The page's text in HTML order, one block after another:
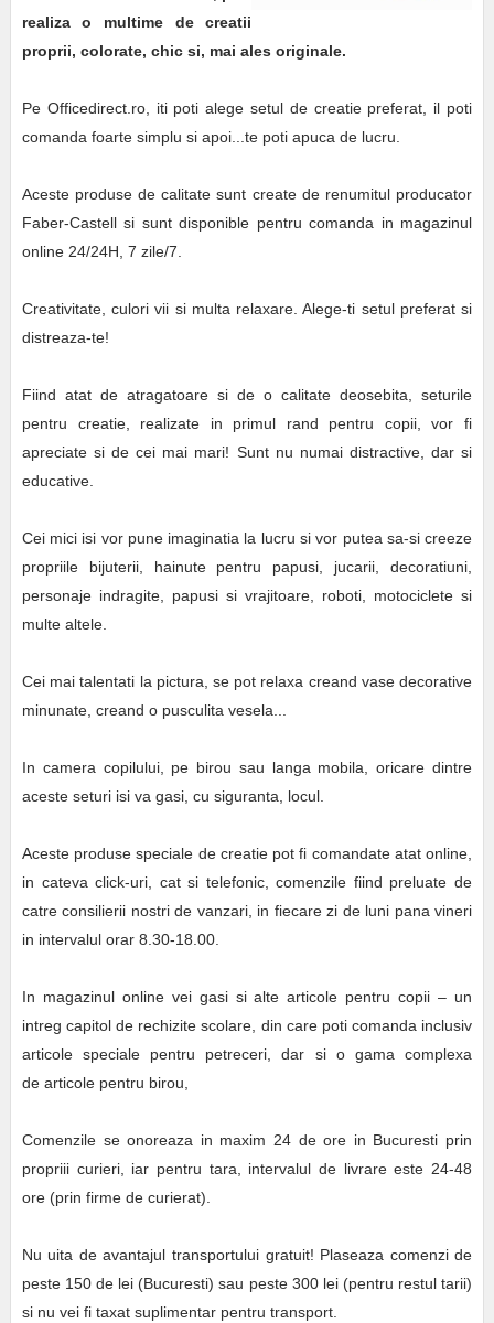
realiza o multime de creatii
proprii, colorate, chic si, mai ales originale.
Pe Officedirect.ro, iti poti alege setul de creatie preferat, il poti
comanda foarte simplu si apoi...te poti apuca de lucru.
Aceste produse de calitate sunt create de renumitul producator
Faber-Castell si sunt disponible pentru comanda in magazinul
online 24/24H, 7 zile/7.
Creativitate, culori vii si multa relaxare. Alege-ti setul preferat si
distreaza-te!
Fiind atat de atragatoare si de o calitate deosebita, seturile
pentru creatie, realizate in primul rand pentru copii, vor fi
apreciate si de cei mai mari! Sunt nu numai distractive, dar si
educative.
Cei mici isi vor pune imaginatia la lucru si vor putea sa-si creeze
propriile bijuterii, hainute pentru papusi, jucarii, decoratiuni,
personaje indragite, papusi si vrajitoare, roboti, motociclete si
multe altele.
Cei mai talentati la pictura, se pot relaxa creand vase decorative
minunate, creand o pusculita vesela...
In camera copilului, pe birou sau langa mobila, oricare dintre
aceste seturi isi va gasi, cu siguranta, locul.
Aceste produse speciale de creatie pot fi comandate atat online,
in cateva click-uri, cat si telefonic, comenzile fiind preluate de
catre consilierii nostri de vanzari, in fiecare zi de luni pana vineri
in intervalul orar 8.30-18.00.
In magazinul online vei gasi si alte articole pentru copii – un
intreg capitol de rechizite scolare, din care poti comanda inclusiv
articole speciale pentru petreceri, dar si o gama complexa
de articole pentru birou,
Comenzile se onoreaza in maxim 24 de ore in Bucuresti prin
propriii curieri, iar pentru tara, intervalul de livrare este 24-48
ore (prin firme de curierat).
Nu uita de avantajul transportului gratuit! Plaseaza comenzi de
peste 150 de lei (Bucuresti) sau peste 300 lei (pentru restul tarii)
si nu vei fi taxat suplimentar pentru transport.